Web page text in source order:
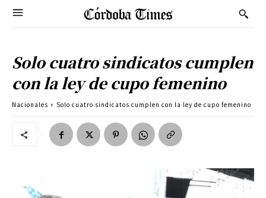
Solo cuatro sindicatos cumplen
con la ley de cupo femenino
Nacionales Solo cuatro sindicatos cumplen con la ley de cupo femenino